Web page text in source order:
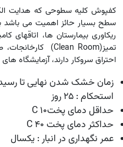
کفپوش کلیه سطوحی که هدایت
سطح بسیار حائز اهمیت می
ریکاوری بیمارستان ها، اتاقهای
تمیز(Clean Room) کارخانجات،
احتراق سروکار دارند، آزمایشگاه
زمان خشک شدن نهایی تا
استحکام : 25 روز
حداقل دمای پختC 10
حداکثر دمای پخت C 40
عمر نگهداری در انبار : یکسال